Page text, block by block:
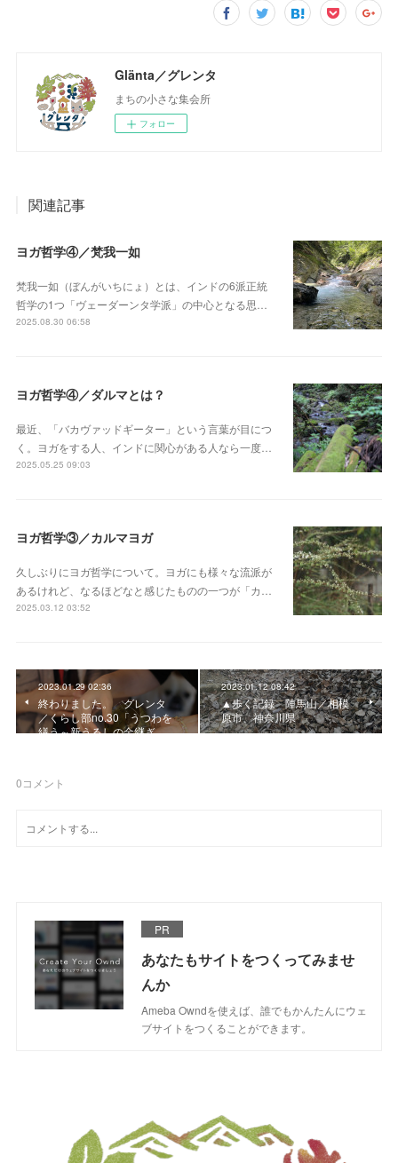
Glänta／グレンタ
まちの小さな集会所
フォロー
関連記事
ヨガ哲学④／梵我一如
梵我一如（ぼんがいちにょ）とは、インドの6派正統
哲学の1つ「ヴェーダーンタ学派」の中心となる思…
2025.08.30 06:58
ヨガ哲学④／ダルマとは？
最近、「バカヴァッドギーター」という言葉が目につ
く。ヨガをする人、インドに関心がある人なら一度…
2025.05.25 09:03
ヨガ哲学③／カルマヨガ
久しぶりにヨガ哲学について。ヨガにも様々な流派が
あるけれど、なるほどなと感じたものの一つが「カ…
2025.03.12 03:52
2023.01.29 02:36
終わりました。 グレンタ
／くらし部no.30「うつわを
繕う～新うるしの金継ぎ…
2023.01.12 08:42
▲歩く記録 陣馬山／相模
原市、神奈川県
0コメント
PR
あなたもサイトをつくってみませ
んか
Ameba Owndを使えば、誰でもかんたんにウェ
ブサイトをつくることができます。